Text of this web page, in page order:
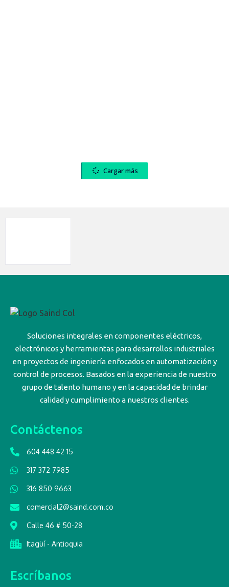
Cargar más
Soluciones integrales en componentes eléctricos,
electrónicos y herramientas para desarrollos industriales
en proyectos de ingeniería enfocados en automatización y
control de procesos. Basados en la experiencia de nuestro
grupo de talento humano y en la capacidad de brindar
calidad y cumplimiento a nuestros clientes.
Contáctenos
604 448 42 15
317 372 7985
316 850 9663
comercial2@saind.com.co
Calle 46 # 50-28
Itagüí - Antioquia
Escríbanos